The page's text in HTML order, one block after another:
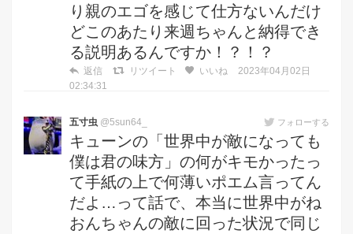
り親のエゴを感じて仕方ないんだけ
どこのあたり来週ちゃんと納得でき
る説明あるんですか！？！？
返信 リツイート いいね
2023年04月02日
02:34:31
五寸虫 @5sun64_ フォローする
キューンの「世界中が敵になっても
僕は君の味方」の何がキモかったっ
て手紙の上で何薄いポエム言ってん
だよ…って話で、本当に世界中がね
おんちゃんの敵に回った状況で同じ